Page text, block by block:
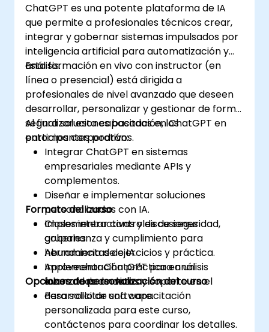
específicas.
ChatGPT es una potente plataforma de IA
que permite a profesionales técnicos crear,
integrar y gobernar sistemas impulsados por
inteligencia artificial para automatización y
análisis.
Esta formación en vivo con instructor (en
línea o presencial) está dirigida a
profesionales de nivel avanzado que deseen
desarrollar, personalizar y gestionar de forma
segura soluciones basadas en ChatGPT en
entornos corporativos.
Al finalizar esta capacitación, los
participantes podrán:
Integrar ChatGPT en sistemas
empresariales mediante APIs y
complementos.
Diseñar e implementar soluciones
personalizadas con IA.
Implementar controles de seguridad,
gobernanza y cumplimiento para
herramientas de IA.
Aprovechar ChatGPT para análisis
avanzados de datos y soporte en el
desarrollo de software.
Formato del curso
Clases interactivas y discusiones
grupales.
Abundancia de ejercicios y práctica.
Implementación práctica en un
laboratorio en vivo.
Opciones de personalización del curso
Para solicitar una capacitación
personalizada para este curso,
contáctenos para coordinar los detalles.